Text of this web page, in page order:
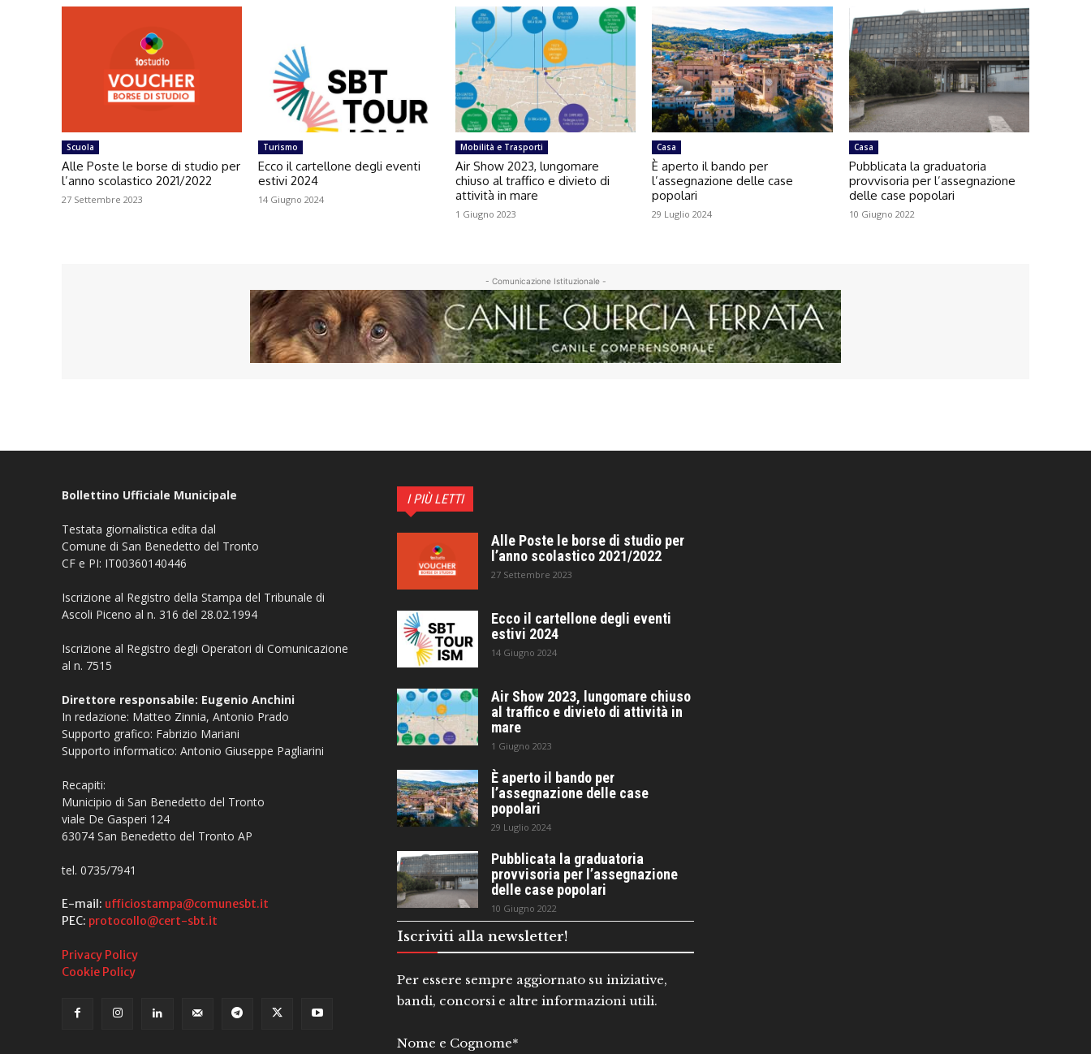
Scuola
Alle Poste le borse di studio per
l’anno scolastico 2021/2022
27 Settembre 2023
Turismo
Ecco il cartellone degli eventi
estivi 2024
14 Giugno 2024
Mobilità e Trasporti
Air Show 2023, lungomare
chiuso al traffico e divieto di
attività in mare
1 Giugno 2023
Casa
È aperto il bando per
l’assegnazione delle case
popolari
29 Luglio 2024
Casa
Pubblicata la graduatoria
provvisoria per l’assegnazione
delle case popolari
10 Giugno 2022
- Comunicazione Istituzionale -
Bollettino Ufficiale Municipale
Testata giornalistica edita dal
Comune di San Benedetto del Tronto
CF e PI: IT00360140446
Iscrizione al Registro della Stampa del Tribunale di
Ascoli Piceno al n. 316 del 28.02.1994
Iscrizione al Registro degli Operatori di Comunicazione
al n. 7515
Direttore responsabile: Eugenio Anchini
In redazione: Matteo Zinnia, Antonio Prado
Supporto grafico: Fabrizio Mariani
Supporto informatico: Antonio Giuseppe Pagliarini
Recapiti:
Municipio di San Benedetto del Tronto
viale De Gasperi 124
63074 San Benedetto del Tronto AP
tel. 0735/7941
E-mail: ufficiostampa@comunesbt.it
PEC: protocollo@cert-sbt.it
Privacy Policy
Cookie Policy
I PIÙ LETTI
Alle Poste le borse di studio per
l’anno scolastico 2021/2022
27 Settembre 2023
Ecco il cartellone degli eventi
estivi 2024
14 Giugno 2024
Air Show 2023, lungomare chiuso
al traffico e divieto di attività in
mare
1 Giugno 2023
È aperto il bando per
l’assegnazione delle case
popolari
29 Luglio 2024
Pubblicata la graduatoria
provvisoria per l’assegnazione
delle case popolari
10 Giugno 2022
Iscriviti alla newsletter!
Per essere sempre aggiornato su iniziative,
bandi, concorsi e altre informazioni utili.
Nome e Cognome*